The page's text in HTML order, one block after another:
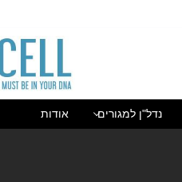
אודות נדל"ן למגורים